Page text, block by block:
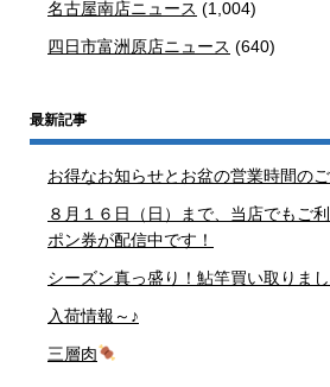
名古屋南店ニュース (1,004)
四日市富洲原店ニュース (640)
最新記事
お得なお知らせとお盆の営業時間のご
８月１６日（日）まで、当店でもご
ポン券が配信中です！
シーズン真っ盛り！鮎竿買い取りまし
入荷情報～♪
三層肉